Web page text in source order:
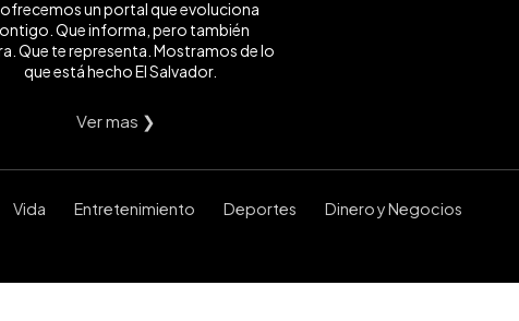
ofrecemos un portal que evoluciona
Que informa, pero también
Que te representa. Mostramos de lo
que está hecho El Salvador.
Ver mas ❯
Vida Entretenimiento Deportes Dinero y Negocios